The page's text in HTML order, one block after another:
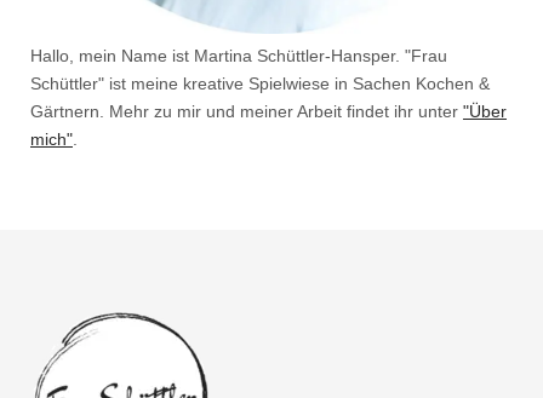
Hallo, mein Name ist Martina Schüttler-Hansper. "Frau
Schüttler" ist meine kreative Spielwiese in Sachen Kochen &
Gärtnern. Mehr zu mir und meiner Arbeit findet ihr unter "Über
mich"